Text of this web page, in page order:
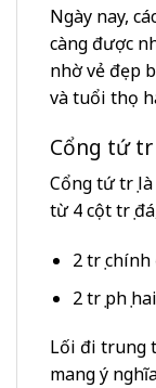
Ngày nay,
càng được
nhờ vẻ đẹp
và tuổi thọ
Cổng tứ
Cổng tứ trụ
từ 4 cột trụ
2 trụ
2 trụ phụ
Lối đi trung
mang ý